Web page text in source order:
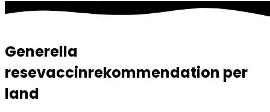
Generella
resevaccinrekommendation per
land